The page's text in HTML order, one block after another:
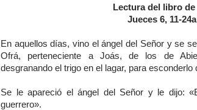
Lectura del libro
Jueces 6, 11-24a
En aquellos días, vino el ángel del Señor y se
Ofrá, perteneciente a Joás, de los de
desgranando el trigo en el lagar, para esconderlo
Se le apareció el ángel del Señor y le dijo:
guerrero».